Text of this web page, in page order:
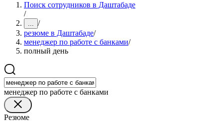
Поиск сотрудников в Даштабаде
/
... /
резюме в Даштабаде/
менеджер по работе с банками/
полный день
менеджер по работе с банками
Резюме